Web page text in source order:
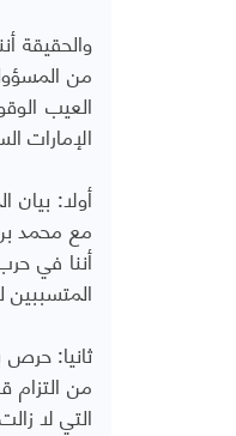
والحقيقة
من
العيب
الإمارات
أولا:
مع محمد
ثانيا: حرص
من
التي لا